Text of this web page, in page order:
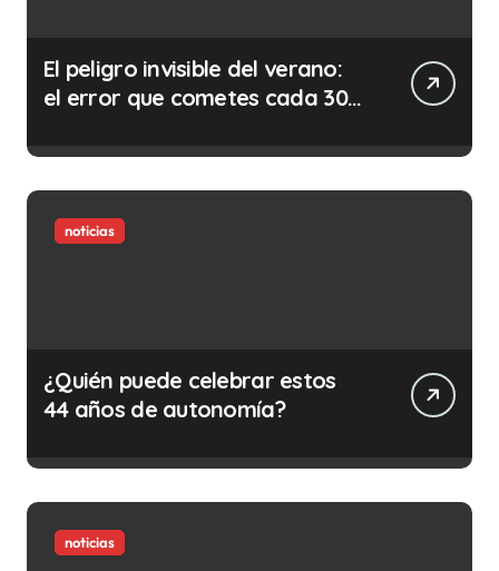
El peligro invisible del verano:
el error que cometes cada 30
ilegalidad que te puede costar
la vida)
noticias
¿Quién puede celebrar estos
44 años de autonomía?
noticias